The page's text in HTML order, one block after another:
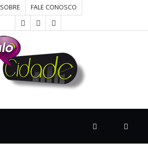
SOBRE FALE CONOSCO